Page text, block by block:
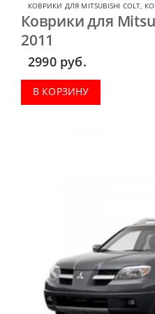
КОВРИКИ ДЛЯ MITSUBISHI COLT,
Коврики для
2011
2990 руб.
В КОРЗИНУ